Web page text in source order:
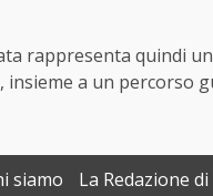
rappresenta quindi
insieme a un percorso
siamo La Redazione